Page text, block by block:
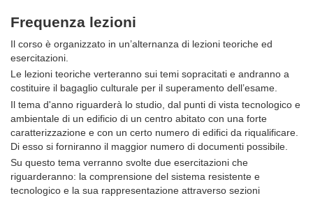
Frequenza lezioni
Il corso è organizzato in un’alternanza di lezioni teoriche ed
esercitazioni.
Le lezioni teoriche verteranno sui temi sopracitati e andranno a
costituire il bagaglio culturale per il superamento dell’esame.
Il tema d'anno riguarderà lo studio, dal punti di vista tecnologico e
ambientale di un edificio di un centro abitato con una forte
caratterizzazione e con un certo numero di edifici da riqualificare.
Di esso si forniranno il maggior numero di documenti possibile.
Su questo tema verranno svolte due esercitazioni che
riguarderanno: la comprensione del sistema resistente e
tecnologico e la sua rappresentazione attraverso sezioni